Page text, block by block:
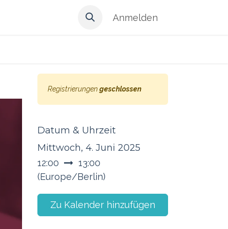
Anmelden
Registrierungen geschlossen
Datum & Uhrzeit
Mittwoch, 4. Juni 2025
12:00
13:00
(Europe/Berlin)
Zu Kalender hinzufügen